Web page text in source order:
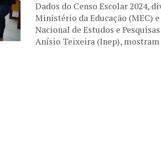
Dados do Censo Escolar 2024,
Ministério da Educação (MEC)
Nacional de Estudos e
Anísio Teixeira (Inep), mostram